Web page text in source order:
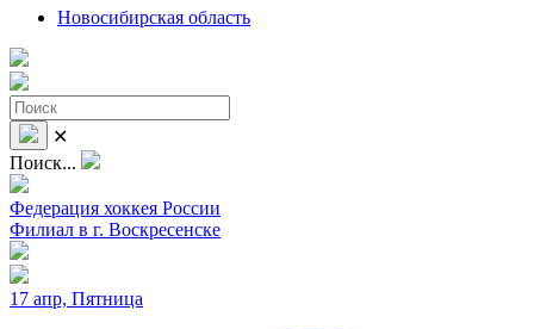
Новосибирская область
✕
Поиск...
Федерация хоккея России
Филиал в г. Воскресенске
17 апр, Пятница